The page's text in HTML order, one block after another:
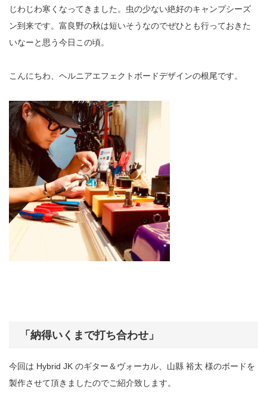
じわじわ寒くなってきました。虫の少ない絶好のキャンプシーズ
ン到来です。富良野の秋は短いそうなのでぜひとも行っておきた
いなーと思う今日この頃。
こんにちわ、ヘルニアエフェクトボードデザインの根尾です。
「納得いくまで打ち合わせ」
今回は Hybrid JK のギター＆ヴォーカル、山縣 裕太 様のボードを
製作させて頂きましたのでご紹介致します。